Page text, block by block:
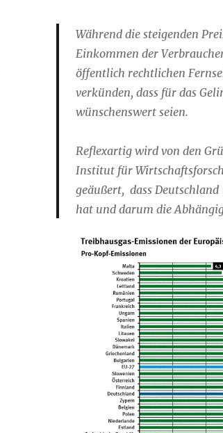
Während die steigenden
Einkommen der
öffentlich rechtlichen
verkünden, dass für das
wünschenswert seien.
Reflexartig wird von den
Institut für
geäußert, dass
hat und darum die